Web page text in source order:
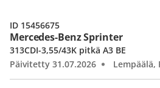
Mercedes-Benz Sprinter
313CDI-3,55/43K pitkä A3 BE
Päivitetty 31.07.2026
Lempäälä,
ID 15456675